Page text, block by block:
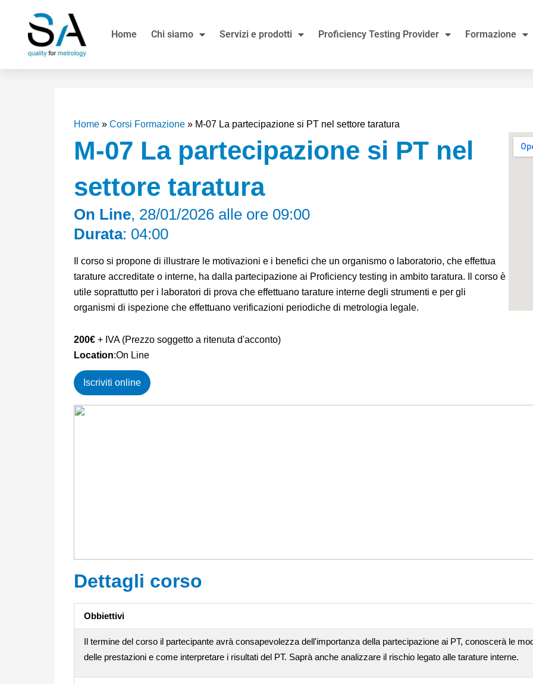
contenuto
Home Chi siamo Servizi e prodotti Proficiency Testing Provider Formazione
Home » Corsi Formazione » M-07 La partecipazione si PT nel settore taratura
M-07 La partecipazione si PT nel
settore taratura
On Line, 28/01/2026 alle ore 09:00
Durata: 04:00
Il corso si propone di illustrare le motivazioni e i benefici che un organismo o laboratorio, che effettua
tarature accreditate o interne, ha dalla partecipazione ai Proficiency testing in ambito taratura. Il corso è
utile soprattutto per i laboratori di prova che effettuano tarature interne degli strumenti e per gli
organismi di ispezione che effettuano verificazioni periodiche di metrologia legale.
200€ + IVA (Prezzo soggetto a ritenuta d'acconto)
Location:On Line
Iscriviti online
Dettagli corso
Obbiettivi
Il termine del corso il partecipante avrà consapevolezza dell'importanza della partecipazione ai PT, conoscerà le
delle prestazioni e come interpretare i risultati del PT. Saprà anche analizzare il rischio legato alle tarature interne.